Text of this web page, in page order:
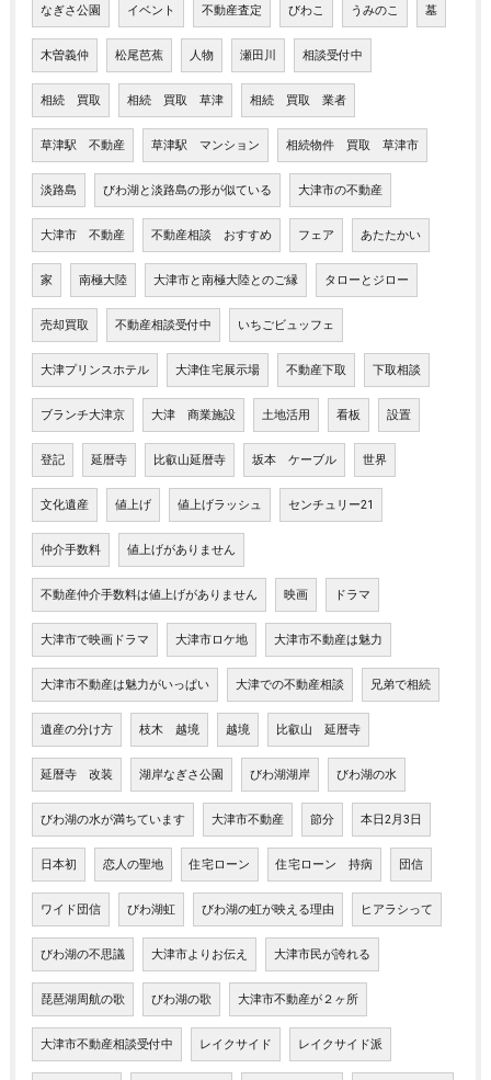
なぎさ公園 イベント 不動産査定 びわこ うみのこ 墓
木曽義仲 松尾芭蕉 人物 瀬田川 相談受付中
相続 買取 相続 買取 草津 相続 買取 業者
草津駅 不動産 草津駅 マンション 相続物件 買取 草津市
淡路島 びわ湖と淡路島の形が似ている 大津市の不動産
大津市 不動産 不動産相談 おすすめ フェア あたたかい
家 南極大陸 大津市と南極大陸とのご縁 タローとジロー
売却買取 不動産相談受付中 いちごビュッフェ
大津プリンスホテル 大津住宅展示場 不動産下取 下取相談
ブランチ大津京 大津 商業施設 土地活用 看板 設置
登記 延暦寺 比叡山延暦寺 坂本 ケーブル 世界
文化遺産 値上げ 値上げラッシュ センチュリー21
仲介手数料 値上げがありません
不動産仲介手数料は値上げがありません 映画 ドラマ
大津市で映画ドラマ 大津市ロケ地 大津市不動産は魅力
大津市不動産は魅力がいっぱい 大津での不動産相談 兄弟で相続
遺産の分け方 枝木 越境 越境 比叡山 延暦寺
延暦寺 改装 湖岸なぎさ公園 びわ湖湖岸 びわ湖の水
びわ湖の水が満ちています 大津市不動産 節分 本日2月3日
日本初 恋人の聖地 住宅ローン 住宅ローン 持病 団信
ワイド団信 びわ湖虹 びわ湖の虹が映える理由 ヒアラシって
びわ湖の不思議 大津市よりお伝え 大津市民が誇れる
琵琶湖周航の歌 びわ湖の歌 大津市不動産が２ヶ所
大津市不動産相談受付中 レイクサイド レイクサイド派